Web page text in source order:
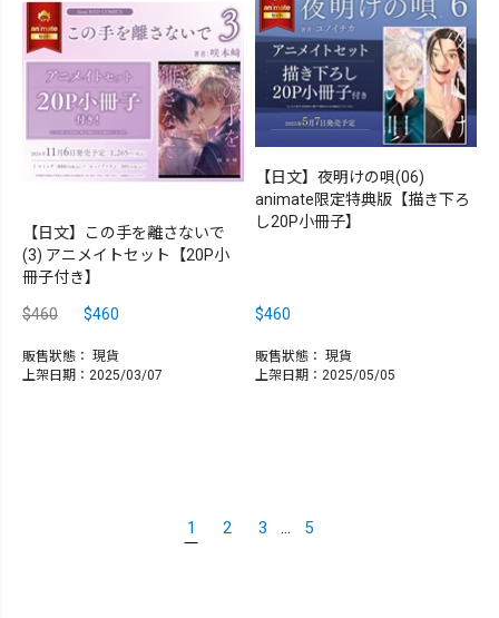
【日文】この手を離さないで
(3) アニメイトセット【20P小
冊子付き】
$460 $460
販售狀態： 現貨
上架日期：2025/03/07
【日文】夜明けの唄(06)
animate限定特典版【描き下ろ
し20P小冊子】
$460
販售狀態： 現貨
上架日期：2025/05/05
1 2 3 ... 5